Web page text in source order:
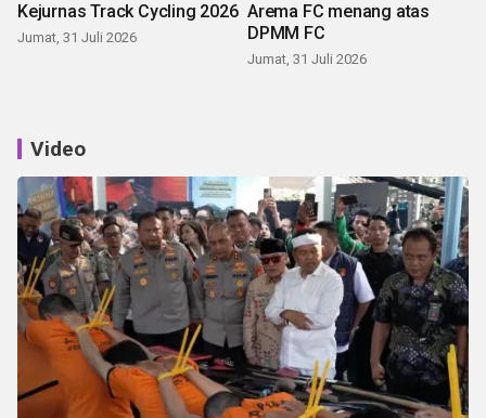
Kejurnas Track Cycling 2026
Jumat, 31 Juli 2026
Arema FC menang atas
DPMM FC
Jumat, 31 Juli 2026
Video